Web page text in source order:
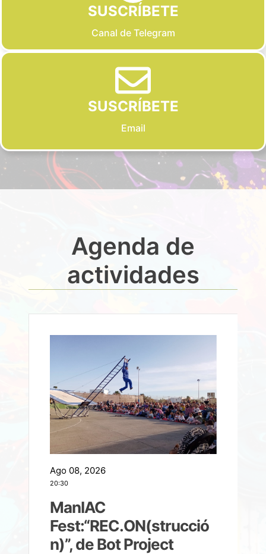
SUSCRÍBETE
Canal de Telegram
SUSCRÍBETE
Email
Agenda de
actividades
Ago 08, 2026
20:30
ManIAC
Fest:“REC.ON(strucció
n)”, de Bot Project